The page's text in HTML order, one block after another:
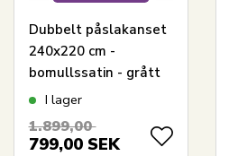
Dubbelt påslakanset
240x220 cm -
bomullssatin - grått
randigt mönster
I lager
1.899,00
799,00 SEK